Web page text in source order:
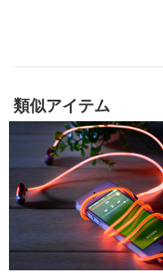
類似アイテム